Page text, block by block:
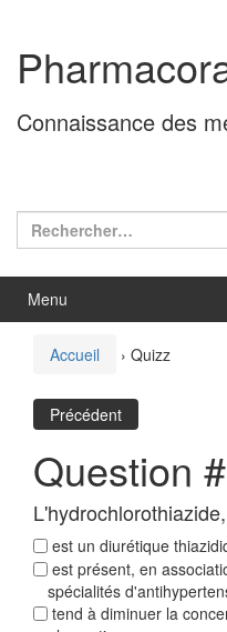
contenu
menu
principal
Connaissance des
Rechercher :
Menu
Accueil › Quizz
Précédent
Question
est un diurétique
est présent, en
spécialités
tend à diminuer la